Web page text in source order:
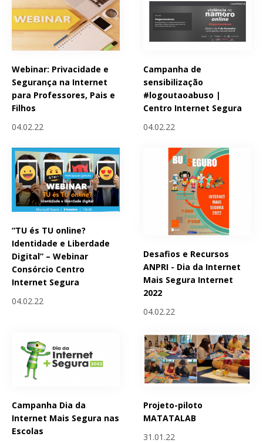
Webinar: Privacidade e
Segurança na Internet
para Professores, Pais e
Filhos
04.02.22
Campanha de
sensibilização
#logoutaoabuso |
Centro Internet Segura
04.02.22
“TU és TU online?
Identidade e Liberdade
Digital” – Webinar
Consórcio Centro
Internet Segura
04.02.22
Desafios e Recursos
ANPRI - Dia da Internet
Mais Segura Internet
2022
04.02.22
Campanha Dia da
Internet Mais Segura nas
Escolas
Projeto-piloto
MATATALAB
31.01.22